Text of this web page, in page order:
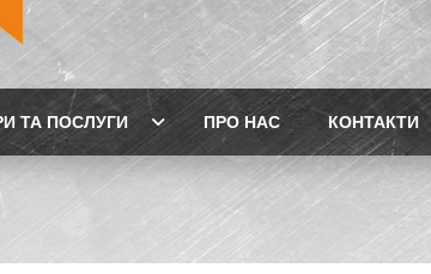
ТА ПОСЛУГИ ПРО НАС КОНТАКТИ